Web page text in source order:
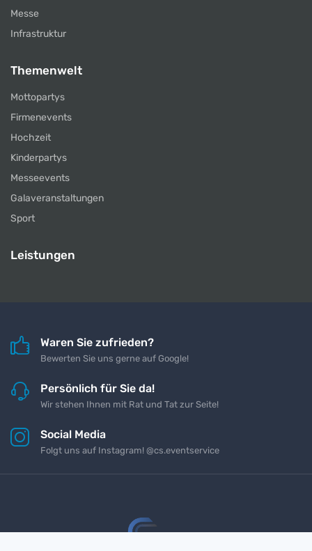
Messe
Infrastruktur
Themenwelt
Mottopartys
Firmenevents
Hochzeit
Kinderpartys
Messeevents
Galaveranstaltungen
Sport
Leistungen
Waren Sie zufrieden?
Bewerten Sie uns gerne auf Google!
Persönlich für Sie da!
Wir stehen Ihnen mit Rat und Tat zur Seite!
Social Media
Folgt uns auf Instagram! @cs.eventservice